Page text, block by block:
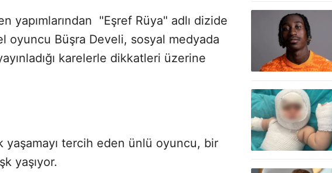
yapımlarından "Eşref Rüya" adlı dizide
oyuncu Büşra Develi, sosyal medyada
karelerle dikkatleri üzerine
yaşamayı tercih eden ünlü oyuncu, bir
yaşıyor.